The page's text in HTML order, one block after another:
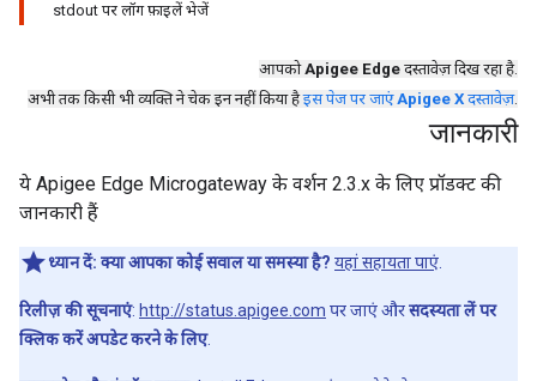
stdout पर लॉग फ़ाइलें भेजें
आपकोApigee Edge दस्तावेज़ दिख रहा है.
अभी तक किसी भी व्यक्ति ने चेक इन नहीं किया हैइस पेज पर जाएंApigee X दस्तावेज़.
जानकारी
ये Apigee Edge Microgateway के वर्शन 2.3.x के लिए प्रॉडक्ट की
जानकारी हैं
ध्यान दें: क्या आपका कोई सवाल या समस्या है? यहां सहायता पाएं
रिलीज़ की सूचनाएं: http://status.apigee.com पर जाएं औरसदस्यता लें पर
क्लिक करें अपडेट करने के लिए.